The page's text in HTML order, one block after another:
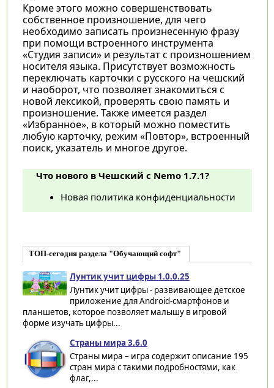
Кроме этого можно совершенствовать
собственное произношение, для чего
необходимо записать произнесенную фразу
при помощи встроенного инструмента
«Студия записи» и результат с произношением
носителя языка. Присутствует возможность
переключать карточки с русского на чешский
и наоборот, что позволяет знакомиться с
новой лексикой, проверять свою память и
произношение. Также имеется раздел
«Избранное», в который можно поместить
любую карточку, режим «Повтор», встроенный
поиск, указатель и многое другое.
Что нового в Чешский с Nemo 1.7.1?
Новая политика конфиденциальности
ТОП-сегодня раздела "Обучающий софт"
Лунтик учит цифры 1.0.0.25
Лунтик учит цифры - развивающее детское
приложение для Android-смартфонов и
планшетов, которое позволяет малышу в игровой
форме изучать цифры...
Страны мира 3.6.0
Страны мира – игра содержит описание 195
стран мира с такими подробностями, как
флаг,...